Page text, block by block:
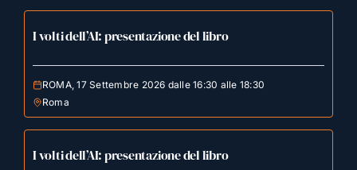
I volti dell’AI: presentazione del libro
ROMA, 17 Settembre 2026 dalle 16:30 alle 18:30
Roma
I volti dell’AI: presentazione del libro